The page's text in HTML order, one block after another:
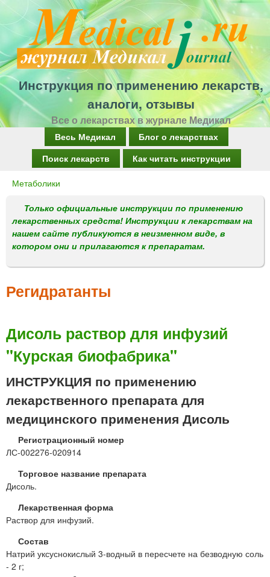
Перейти
к
основному
содержанию
Инструкция по применению лекарств,
аналоги, отзывы
Все о лекарствах в журнале Медикал
а
о
е
м
е
ю
Весь Медикал
Блог о лекарствах
Поиск лекарств
Как читать инструкции
Вы
здесь
Метаболики
Только официальные инструкции по применению
лекарственных средств! Инструкции к лекарствам на
нашем сайте публикуются в неизменном виде, в
котором они и прилагаются к препаратам.
Регидратанты
Дисоль раствор для инфузий
"Курская биофабрика"
ИНСТРУКЦИЯ по применению
лекарственного препарата для
медицинского применения Дисоль
Регистрационный номер
ЛС-002276-020914
Торговое название препарата
Дисоль.
Лекарственная форма
Раствор для инфузий.
Состав
Натрий уксуснокислый 3-водный в пересчете на безводную соль
- 2 г;